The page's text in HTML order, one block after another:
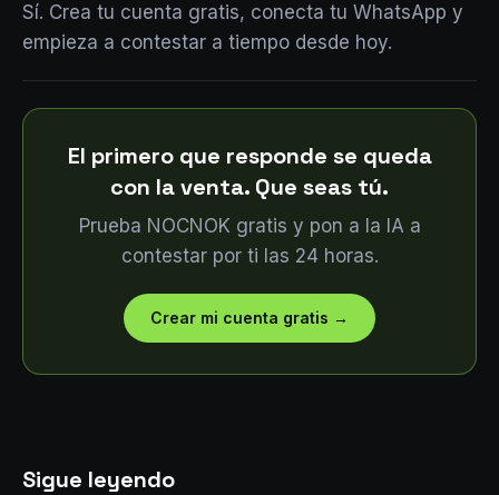
Sí. Crea tu cuenta gratis, conecta tu WhatsApp y
empieza a contestar a tiempo desde hoy.
El primero que responde se queda
con la venta. Que seas tú.
Prueba NOCNOK gratis y pon a la IA a
contestar por ti las 24 horas.
Crear mi cuenta gratis →
Sigue leyendo